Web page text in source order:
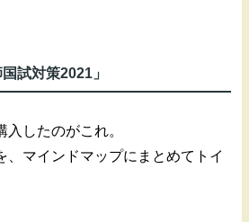
試対策2021」
したのがこれ。
、マインドマップにまとめてトイ